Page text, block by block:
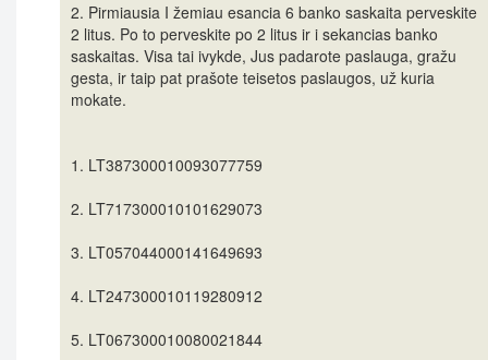
2. Pirmiausia I žemiau esancia 6 banko saskaita perveskite
2 litus. Po to perveskite po 2 litus ir i sekancias banko
saskaitas. Visa tai ivykde, Jus padarote paslauga, gražu
gesta, ir taip pat prašote teisetos paslaugos, už kuria
mokate.
1. LT387300010093077759
2. LT717300010101629073
3. LT057044000141649693
4. LT247300010119280912
5. LT067300010080021844